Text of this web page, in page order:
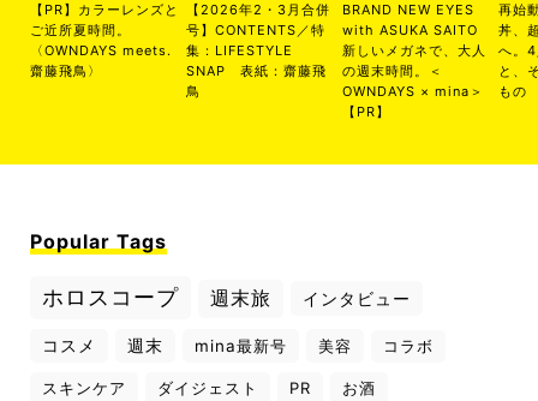
【PR】カラーレンズと
ご近所夏時間。
〈OWNDAYS meets.
齋藤飛鳥〉
【2026年2・3月合併
号】CONTENTS／特
集：LIFESTYLE
SNAP 表紙：齋藤飛
鳥
BRAND NEW EYES
with ASUKA SAITO
新しいメガネで、大人
の週末時間。＜
OWNDAYS × mina＞
【PR】
再始
丼、
へ。
と、
もの
Popular Tags
ホロスコープ 週末旅 インタビュー
コスメ 週末 mina最新号 美容 コラボ
スキンケア ダイジェスト PR お酒